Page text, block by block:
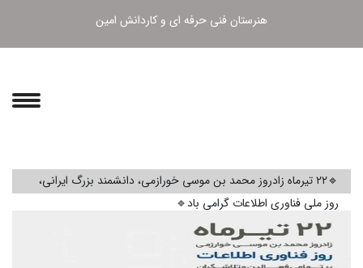
هنرستان فنی حرفه ای و کاردانش امین
🔹۲۲ تیرماه زادروز محمد بن موسی خورازمی، دانشمند بزرگ ایرانی،
روز ملی فناوری اطلاعات گرامی باد🔹